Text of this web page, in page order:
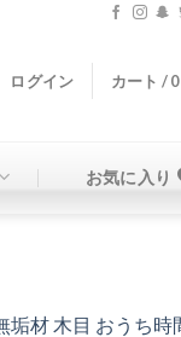
ログイン カート /0
お気に入り
材 木目 おうち時